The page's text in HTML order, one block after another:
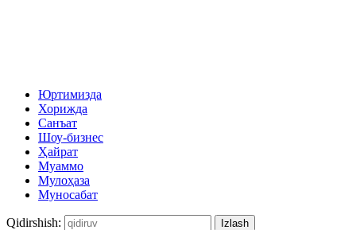
Юртимизда
Хорижда
Санъат
Шоу-бизнес
Ҳайрат
Муаммо
Мулоҳаза
Муносабат
Qidirshish: